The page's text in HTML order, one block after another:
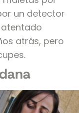
un detector
atrás, pero